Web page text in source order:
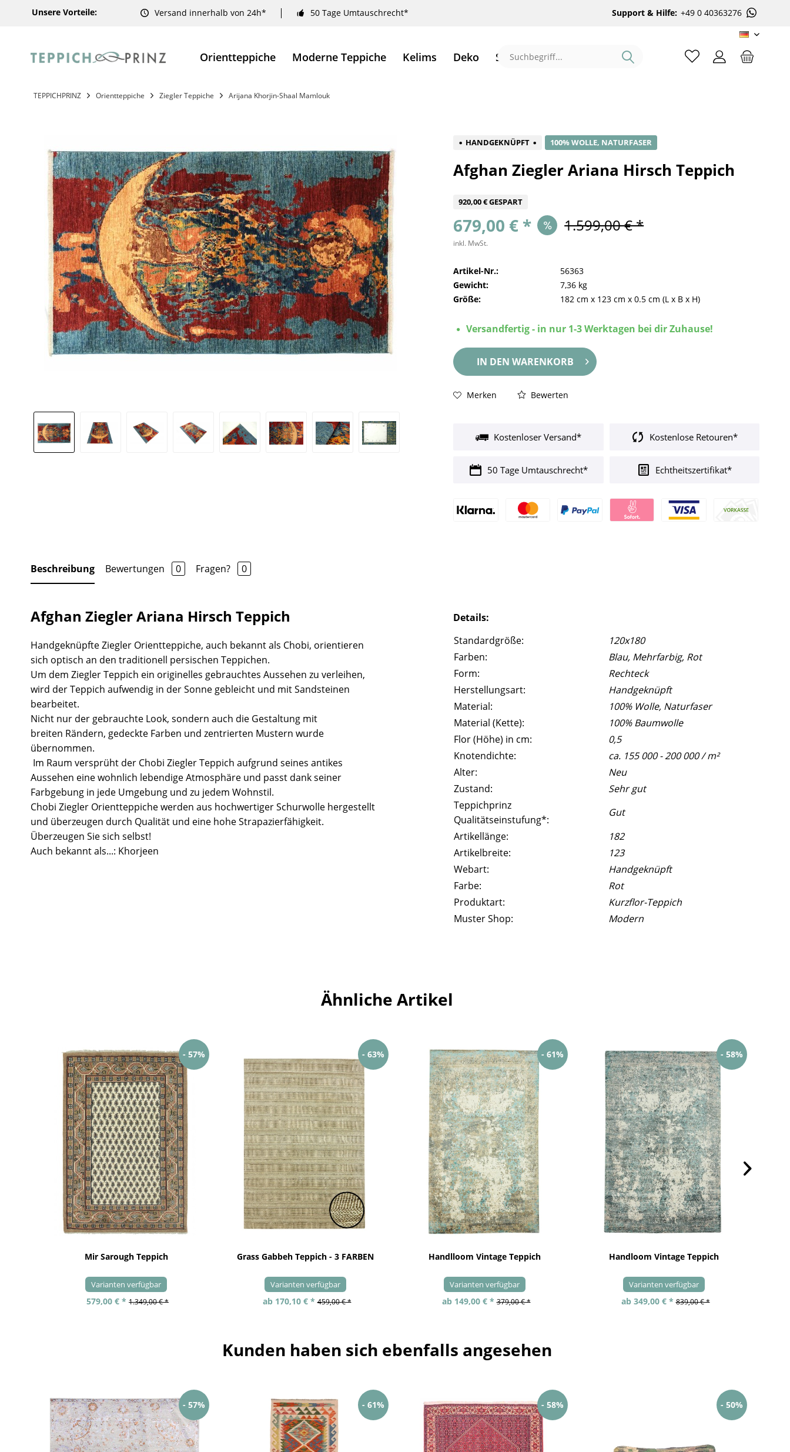
Unsere Vorteile: Versand innerhalb von 24h* 50 Tage Umtauschrecht* Support & Hilfe: +49 0 40363276
DE
Orientteppiche Moderne Teppiche Kelims Deko Sale %
TEPPICHPRINZ Orientteppiche Ziegler Teppiche Arijana Khorjin-Shaal Mamlouk
HANDGEKNÜPFT 100% WOLLE, NATURFASER
Afghan Ziegler Ariana Hirsch Teppich
920,00 € GESPART
679,00 € * 1.599,00 € *
inkl. MwSt.
Artikel-Nr.:
56363
Gewicht:
7,36 kg
Größe:
182 cm x 123 cm x0.5 cm (L x B x H)
Versandfertig - in nur 1-3 Werktagen bei dir Zuhause!
IN DEN WARENKORB
Merken Bewerten
Kostenloser Versand* Kostenlose Retouren*
50 Tage Umtauschrecht* Echtheitszertifikat*
Beschreibung Bewertungen 0 Fragen? 0
Afghan Ziegler Ariana Hirsch Teppich
Handgeknüpfte Ziegler Orientteppiche, auch bekannt als Chobi, orientieren
sich optisch an den traditionell persischen Teppichen.
Um dem Ziegler Teppich ein originelles gebrauchtes Aussehen zu verleihen,
wird der Teppich aufwendig in der Sonne gebleicht und mit Sandsteinen
bearbeitet.
Nicht nur der gebrauchte Look, sondern auch die Gestaltung mit
breiten Rändern, gedeckte Farben und zentrierten Mustern wurde
übernommen.
Im Raum versprüht der Chobi Ziegler Teppich aufgrund seines antikes
Aussehen eine wohnlich lebendige Atmosphäre und passt dank seiner
Farbgebung in jede Umgebung und zu jedem Wohnstil.
Chobi Ziegler Orientteppiche werden aus hochwertiger Schurwolle hergestellt
und überzeugen durch Qualität und eine hohe Strapazierfähigkeit.
Überzeugen Sie sich selbst!
Auch bekannt als...: Khorjeen
Details:
Standardgröße:
120x180
Farben:
Blau, Mehrfarbig, Rot
Form:
Rechteck
Herstellungsart:
Handgeknüpft
Material:
100% Wolle, Naturfaser
Material (Kette):
100% Baumwolle
Flor (Höhe) in cm:
0,5
Knotendichte:
ca. 155 000 - 200 000 / m²
Alter:
Neu
Zustand:
Sehr gut
Teppichprinz
Qualitätseinstufung*:
Gut
Artikellänge:
182
Artikelbreite:
123
Webart:
Handgeknüpft
Farbe:
Rot
Produktart:
Kurzflor-Teppich
Muster Shop:
Modern
Ähnliche Artikel
- 57%
Mir Sarough Teppich
Varianten verfügbar
579,00 € * 1.349,00 € *
- 63%
Grass Gabbeh Teppich - 3 FARBEN
Varianten verfügbar
ab 170,10 € * 459,00 € *
- 61%
Handlloom Vintage Teppich
Varianten verfügbar
ab 149,00 € * 379,00 € *
- 58%
Handloom Vintage Teppich
Varianten verfügbar
ab 349,00 € * 839,00 € *
Kunden haben sich ebenfalls angesehen
- 57% - 61% - 58% - 50%